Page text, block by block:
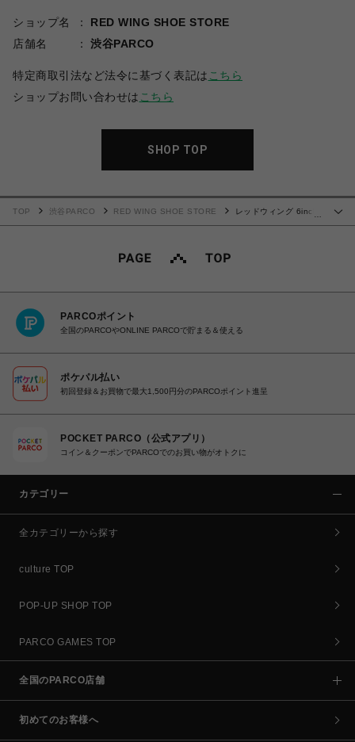
ショップ名
RED WING SHOE STORE
店舗名
渋谷PARCO
特定商取引法など法令に基づく表記は こちら
ショップお問い合わせは こちら
SHOP TOP
TOP 渋谷PARCO RED WING SHOE STORE
レッドウィング 6inch
PARCOポイント
全国のPARCOやONLINE PARCOで貯まる＆使える
ポケパル払い
初回登録＆お買物で最大1,500円分のPARCOポイント進呈
POCKET PARCO（公式アプリ）
コイン＆クーポンでPARCOでのお買い物がオトクに
カテゴリー
全カテゴリーから探す
culture TOP
POP-UP SHOP TOP
PARCO GAMES TOP
全国のPARCO店舗
初めてのお客様へ